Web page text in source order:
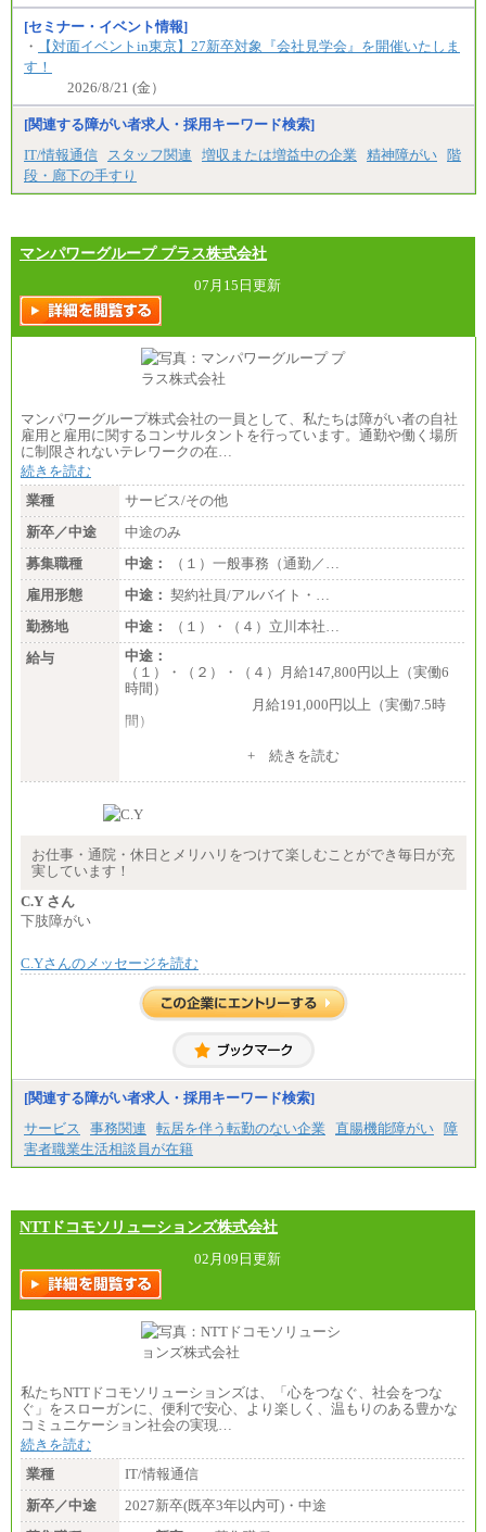
[セミナー・イベント情報]
・
【対面イベントin東京】27新卒対象『会社見学会』を開催いたしま
す！
2026/8/21 (金）
[関連する障がい者求人・採用キーワード検索]
IT/情報通信
スタッフ関連 増収または増益中の企業 精神障がい 階
段・廊下の手すり
マンパワーグループ プラス株式会社
07月15日更新
マンパワーグループ株式会社の一員として、私たちは障がい者の自社
雇用と雇用に関するコンサルタントを行っています。通勤や働く場所
に制限されないテレワークの在…
続きを読む
業種
サービス/その他
新卒／中途
中途のみ
募集職種
中途：
（１）一般事務（通勤／…
雇用形態
中途： 契約社員/アルバイト・…
勤務地
中途：
（１）・（４）立川本社…
給与
中途：
（１）・（２）・（４）月給147,800円以上（実働6
時間）
月給191,000円以上（実働7.5時
間）
（３）月給191,000円以上（実働7.5時間）
（５）月給147,800円以上（実働6時間）
時給 1,226円（実働4.5時間）
間額換算額）
・退職金相当手当 37円
+ 続きを読む
お仕事・通院・休日とメリハリをつけて楽しむことができ毎日が充
実しています！
C.Y さん
下肢障がい
C.Yさんのメッセージを読む
[関連する障がい者求人・採用キーワード検索]
サービス
事務関連 転居を伴う転勤のない企業 直腸機能障がい 障
害者職業生活相談員が在籍
NTTドコモソリューションズ株式会社
02月09日更新
私たちNTTドコモソリューションズは、「心をつなぐ、社会をつな
ぐ」をスローガンに、便利で安心、より楽しく、温もりのある豊かな
コミュニケーション社会の実現…
続きを読む
業種
IT/情報通信
新卒／中途
2027新卒(既卒3年以内可)・中途